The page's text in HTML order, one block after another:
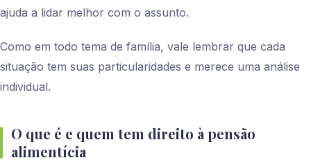
ajuda a lidar melhor com o assunto.
Como em todo tema de família, vale lembrar que cada
situação tem suas particularidades e merece uma análise
individual.
O que é e quem tem direito à pensão
alimentícia